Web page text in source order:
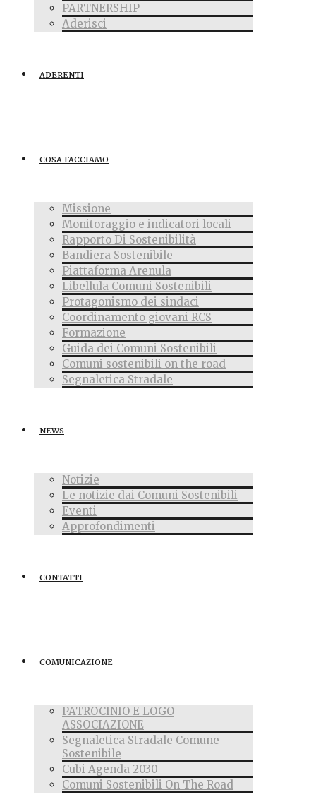
PARTNERSHIP
Aderisci
ADERENTI
COSA FACCIAMO
Missione
Monitoraggio e indicatori locali
Rapporto Di Sostenibilità
Bandiera Sostenibile
Piattaforma Arenula
Libellula Comuni Sostenibili
Protagonismo dei sindaci
Coordinamento giovani RCS
Formazione
Guida dei Comuni Sostenibili
Comuni sostenibili on the road
Segnaletica Stradale
NEWS
Notizie
Le notizie dai Comuni Sostenibili
Eventi
Approfondimenti
CONTATTI
COMUNICAZIONE
PATROCINIO E LOGO
ASSOCIAZIONE
Segnaletica Stradale Comune
Sostenibile
Cubi Agenda 2030
Comuni Sostenibili On The Road